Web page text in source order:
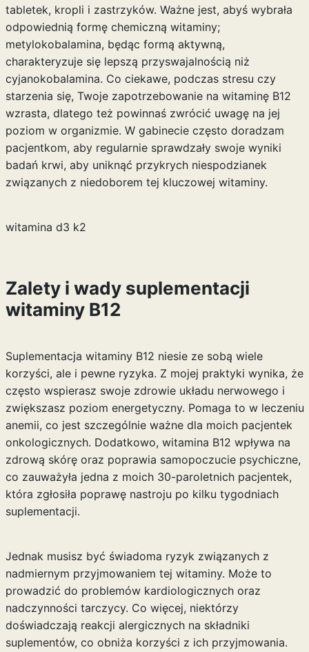
tabletek, kropli i zastrzyków. Ważne jest, abyś wybrała
odpowiednią formę chemiczną witaminy;
metylokobalamina, będąc formą aktywną,
charakteryzuje się lepszą przyswajalnością niż
cyjanokobalamina. Co ciekawe, podczas stresu czy
starzenia się, Twoje zapotrzebowanie na witaminę B12
wzrasta, dlatego też powinnaś zwrócić uwagę na jej
poziom w organizmie. W gabinecie często doradzam
pacjentkom, aby regularnie sprawdzały swoje wyniki
badań krwi, aby uniknąć przykrych niespodzianek
związanych z niedoborem tej kluczowej witaminy.
witamina d3 k2
Zalety i wady suplementacji
witaminy B12
Suplementacja witaminy B12 niesie ze sobą wiele
korzyści, ale i pewne ryzyka. Z mojej praktyki wynika, że
często wspierasz swoje zdrowie układu nerwowego i
zwiększasz poziom energetyczny. Pomaga to w leczeniu
anemii, co jest szczególnie ważne dla moich pacjentek
onkologicznych. Dodatkowo, witamina B12 wpływa na
zdrową skórę oraz poprawia samopoczucie psychiczne,
co zauważyła jedna z moich 30-paroletnich pacjentek,
która zgłosiła poprawę nastroju po kilku tygodniach
suplementacji.
Jednak musisz być świadoma ryzyk związanych z
nadmiernym przyjmowaniem tej witaminy. Może to
prowadzić do problemów kardiologicznych oraz
nadczynności tarczycy. Co więcej, niektórzy
doświadczają reakcji alergicznych na składniki
suplementów, co obniża korzyści z ich przyjmowania.